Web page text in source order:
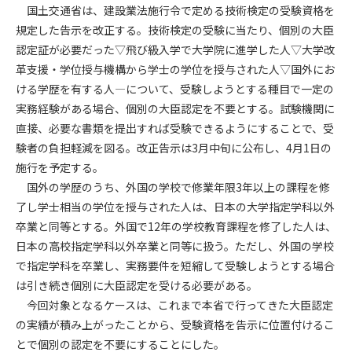
会員登録について
サポーター会員一覧
お問い合わせ
会員規約
国土交通省は、建設業法施行令で定める技術検定の受験資格を
規定した告示を改正する。技術検定の受験に当たり、個別の大臣
認定証が必要だった▽飛び級入学で大学院に進学した人▽大学改
革支援・学位授与機構から学士の学位を授与された人▽国外にお
ける学歴を有する人―について、受験しようとする種目で一定の
実務経験がある場合、個別の大臣認定を不要とする。試験機関に
直接、必要な書類を提出すれば受験できるようにすることで、受
験者の負担軽減を図る。改正告示は3月中旬に公布し、4月1日の
施行を予定する。
国外の学歴のうち、外国の学校で修業年限3年以上の課程を修
了し学士相当の学位を授与された人は、日本の大学指定学科以外
卒業と同等とする。外国で12年の学校教育課程を修了した人は、
日本の高校指定学科以外卒業と同等に扱う。ただし、外国の学校
で指定学科を卒業し、実務要件を短縮して受験しようとする場合
は引き続き個別に大臣認定を受ける必要がある。
今回対象となるケースは、これまで本省で行ってきた大臣認定
の実績が積み上がったことから、受験資格を告示に位置付けるこ
とで個別の認定を不要にすることにした。
パスワードの再発行
会員サービスの利用条件等について定めるものです。
2. 管理者が建設資料館WEB上で随時掲載するルールは本規約の
一部を構成するものとします。
第2条（規約の変更）
本規約は、会員の了承を得ることなく、随時変更されることが
あります。変更内容は、建設資料館WEB上に表示した時点で直
ちに全ての会員が了承したものとみなします。
第4条（会員審査および資格の取り消し）
会員とは、本規約を承諾の上、所定の会員申込手続きを完了
後、管理者がこれを承認した者をいいます。
第4条（会員の定義と登録）
1. 管理者は前条により審査の結果、会員申込みをした者が以下
の何れかの項目に該当することがわかった場合、その者の会
員としての権限を承認しないことがあります。
(1) 会員申し込みをした者が実在しなかった場合
(2) 本規約に違反した場合/li>
(3) 会員申し込みの際、申告事項に虚偽があった場合